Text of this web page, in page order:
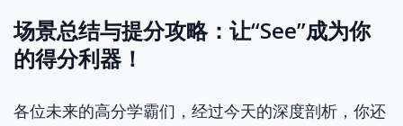
场景总结与提分攻略：让“See”成为你
的得分利器！
各位未来的高分学霸们，经过今天的深度剖析，你还